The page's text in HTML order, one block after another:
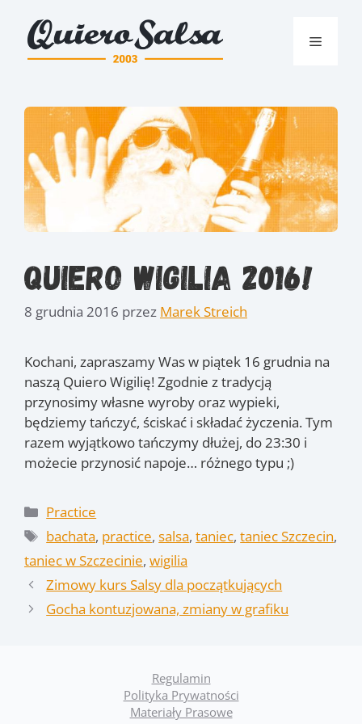
treści
Menu
Quiero Wigilia 2016!
8 grudnia 2016 przez Marek Streich
Kochani, zapraszamy Was w piątek 16 grudnia na
naszą Quiero Wigilię! Zgodnie z tradycją
przynosimy własne wyroby oraz wypieki,
będziemy tańczyć, ściskać i składać życzenia. Tym
razem wyjątkowo tańczymy dłużej, do 23:30 i
możecie przynosić napoje… różnego typu ;)
Kategorie
Practice
Tagi
bachata, practice,salsa,taniec,taniec Szczecin,
taniec w Szczecinie, wigilia
Zimowy kurs Salsy dla początkujących
Gocha kontuzjowana, zmiany w grafiku
Regulamin
Polityka Prywatności
Materiały Prasowe